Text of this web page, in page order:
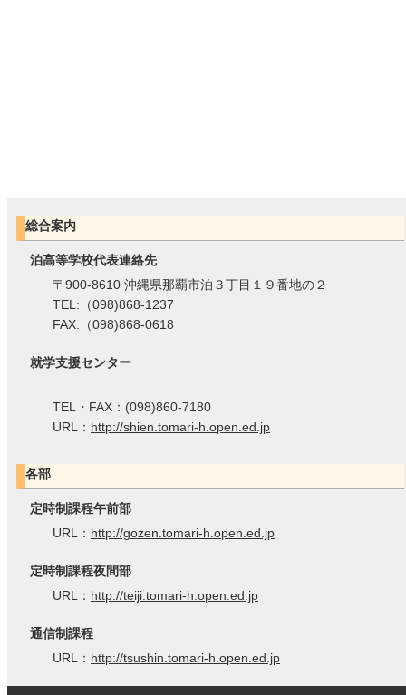
総合案内
泊高等学校代表連絡先
〒900-8610 沖縄県那覇市泊３丁目１９番地の２
TEL:（098)868-1237
FAX:（098)868-0618
就学支援センター
TEL・FAX：(098)860-7180
URL： http://shien.tomari-h.open.ed.jp
各部
定時制課程午前部
URL： http://gozen.tomari-h.open.ed.jp
定時制課程夜間部
URL： http://teiji.tomari-h.open.ed.jp
通信制課程
URL： http://tsushin.tomari-h.open.ed.jp